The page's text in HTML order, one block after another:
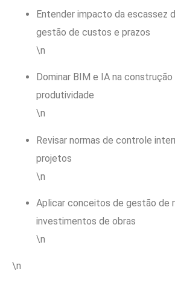
Entender impacto da escassez
gestão de custos e prazos
\n
Dominar BIM e IA na
produtividade
\n
Revisar normas de controle
projetos
\n
Aplicar conceitos de gestão de
investimentos de obras
\n
\n